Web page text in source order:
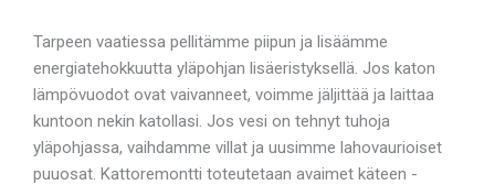
Tarpeen vaatiessa pellitämme piipun ja lisäämme
energiatehokkuutta yläpohjan lisäeristyksellä. Jos katon
lämpövuodot ovat vaivanneet, voimme jäljittää ja laittaa
kuntoon nekin katollasi. Jos vesi on tehnyt tuhoja
yläpohjassa, vaihdamme villat ja uusimme lahovaurioiset
puuosat. Kattoremontti toteutetaan avaimet käteen -